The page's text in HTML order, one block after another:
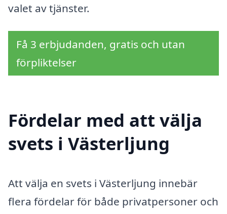
valet av tjänster.
Få 3 erbjudanden, gratis och utan
förpliktelser
Fördelar med att välja
svets i Västerljung
Att välja en svets i Västerljung innebär
flera fördelar för både privatpersoner och